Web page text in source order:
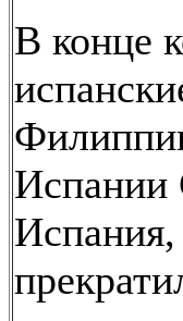
В конце
Испания,